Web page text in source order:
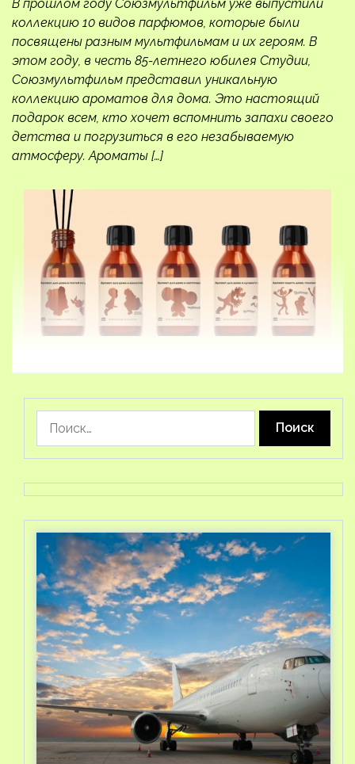
В прошлом году Союзмультфильм уже выпустили
коллекцию 10 видов парфюмов, которые были
посвящены разным мультфильмам и их героям. В
этом году, в честь 85-летнего юбилея Студии,
Союзмультфильм представил уникальную
коллекцию ароматов для дома. Это настоящий
подарок всем, кто хочет вспомнить запахи своего
детства и погрузиться в его незабываемую
атмосферу. Ароматы […]